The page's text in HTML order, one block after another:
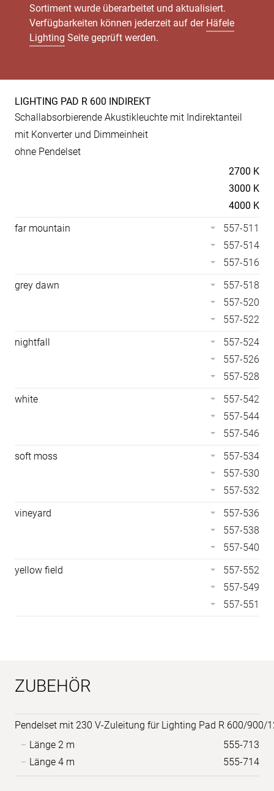
Sortiment wurde überarbeitet und aktualisiert.
Verfügbarkeiten können jederzeit auf der Häfele
Lighting Seite geprüft werden.
Produkt-
Spezifikationen
LIGHTING PAD R 600 INDIREKT
Schallabsorbierende Akustikleuchte mit Indirektanteil
mit Konverter und Dimmeinheit
ohne Pendelset
2700 K
3000 K
4000 K
far mountain
557-511
557-514
557-516
grey dawn
557-518
557-520
557-522
nightfall
557-524
557-526
557-528
white
557-542
557-544
557-546
soft moss
557-534
557-530
557-532
vineyard
557-536
557-538
557-540
yellow field
557-552
557-549
557-551
ZUBEHÖR
Pendelset mit 230 V-Zuleitung für Lighting Pad R 600/900/
Länge 2 m
555-713
Länge 4 m
555-714